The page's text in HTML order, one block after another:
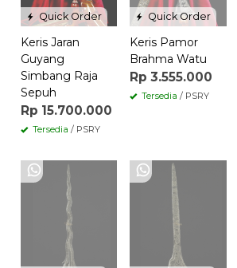
Quick Order
Keris Jaran
Guyang
Simbang Raja
Sepuh
Rp 15.700.000
Tersedia / PSRY
Quick Order
Keris Pamor
Brahma Watu
Rp 3.555.000
Tersedia / PSRY